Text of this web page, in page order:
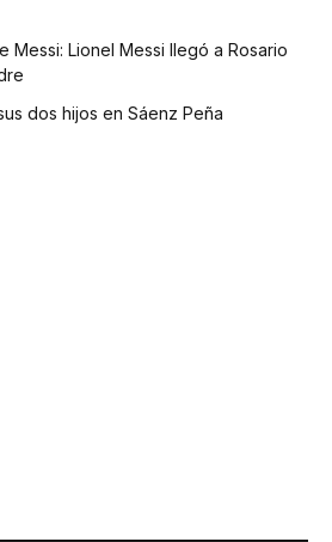
Messi: Lionel Messi llegó a Rosario
dos hijos en Sáenz Peña